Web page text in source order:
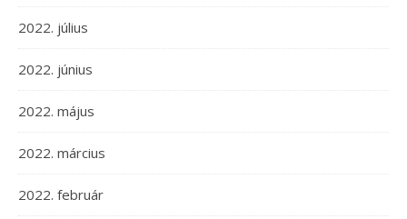
2022. július
2022. június
2022. május
2022. március
2022. február